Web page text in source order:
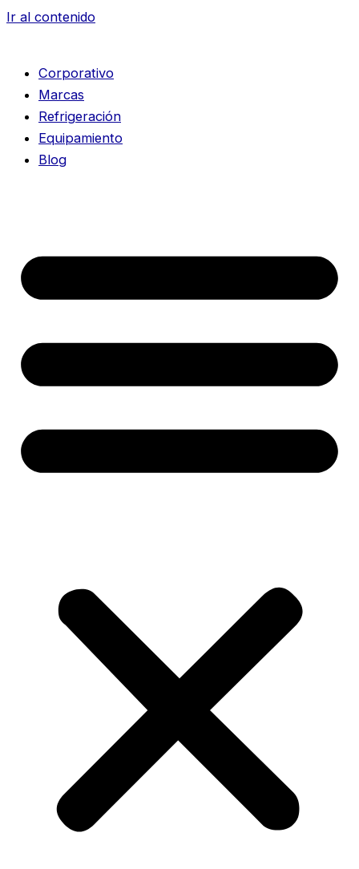
Ir al contenido
Corporativo
Marcas
Refrigeración
Equipamiento
Blog